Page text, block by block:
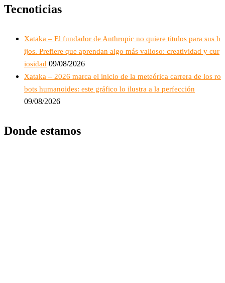
Tecnoticias
Xataka – El fundador de Anthropic no quiere títulos para sus h
ijos. Prefiere que aprendan algo más valioso: creatividad y cur
iosidad 09/08/2026
Xataka – 2026 marca el inicio de la meteórica carrera de los ro
bots humanoides: este gráfico lo ilustra a la perfección
09/08/2026
Donde estamos